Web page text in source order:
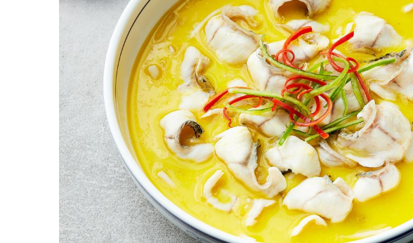
河南酸菜鱼加盟 河南炒虾尾加盟